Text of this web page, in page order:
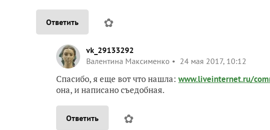
Ответить ✿
vk_29133292
Валентина Максименко
24 мая 2017, 10:12
Спасибо, я еще вот что нашла: www.liveinternet.ru/
она, и написано съедобная.
Ответить ✿